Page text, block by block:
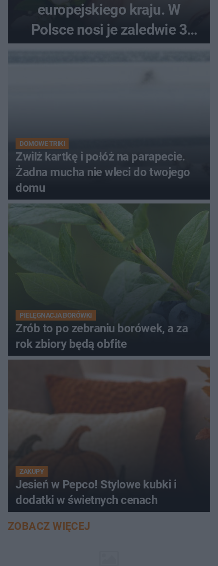
europejskiego kraju. W
Polsce nosi je zaledwie 3
kobiety
DOMOWE TRIKI
Zwilż kartkę i połóż na parapecie.
Żadna mucha nie wleci do twojego
domu
PIELĘGNACJA BORÓWKI
Zrób to po zebraniu borówek, a za
rok zbiory będą obfite
ZAKUPY
Jesień w Pepco! Stylowe kubki i
dodatki w świetnych cenach
ZOBACZ WIĘCEJ